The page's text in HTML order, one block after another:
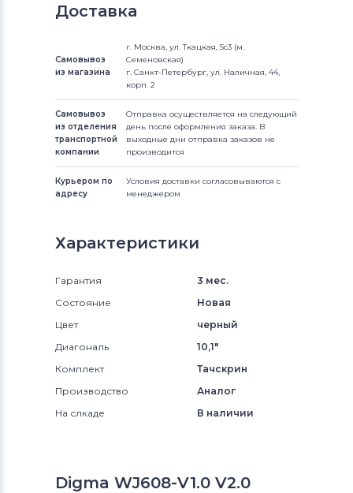
Доставка
Самовывоз
из магазина
г. Москва, ул. Ткацкая, 5с3 (м.
Семеновская)
г. Санкт-Петербург, ул. Наличная, 44,
корп. 2
Самовывоз
из отделения
транспортной
компании
Отправка осуществляется на следующий
день после оформления заказа. В
выходные дни отправка заказов не
производится
Курьером по
адресу
Условия доставки согласовываются с
менеджером
Характеристики
Гарантия
3 мес.
Состояние
Новая
Цвет
черный
Диагональ
10,1"
Комплект
Тачскрин
Производство
Аналог
На слкаде
В наличии
Digma WJ608-V1.0 V2.0